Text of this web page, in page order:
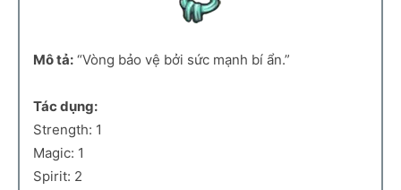
Mô tả: “Vòng bảo vệ bởi sức mạnh bí ẩn.”
Tác dụng:
Strength: 1
Magic: 1
Spirit: 2